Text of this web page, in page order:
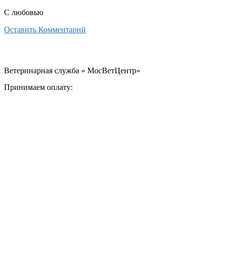
С любовью
Оставить Комментарий
Ветеринарная служба » МосВетЦентр»
Принимаем оплату: